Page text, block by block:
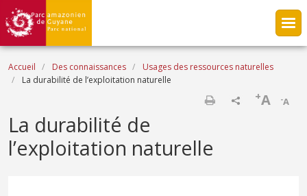
Aller au contenu principal
Fil d'Ariane
Accueil Des connaissances
Usages des ressources naturelles
La durabilité de l’exploitation naturelle
-A
+A
La durabilité de
l’exploitation naturelle